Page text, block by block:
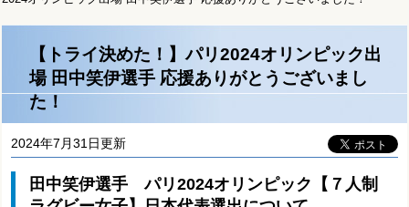
で
す。
【トライ決めた！】パリ2024オリンピック出
場 田中笑伊選手 応援ありがとうございまし
た！
2024年7月31日更新
田中笑伊選手 パリ2024オリンピック【７人制